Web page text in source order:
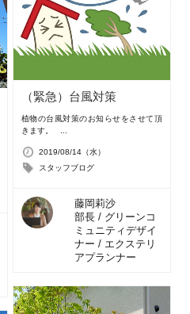
（緊急）台風対策
植物の台風対策のお知らせをさせて頂
きます。 ...
2019/08/14（水）
スタッフブログ
藤岡莉沙
部長 / グリーンコ
ミュニティデザイ
ナー / エクステリ
アプランナー